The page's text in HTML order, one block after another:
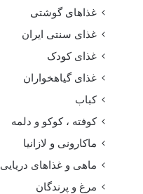
غذاهای گوشتی
غذای سنتی ایران
غذای کودک
غذای گیاهخواران
کباب
کوفته ، کوکو و دلمه
ماکارونی و لازانیا
ماهی و غذاهای دریایی
مرغ و پرندگان